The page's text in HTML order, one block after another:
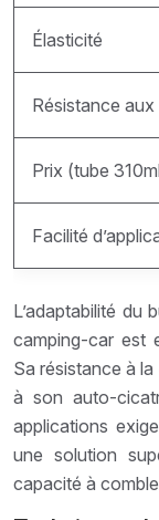
Élasticité
Résistance aux
Prix (tube
Facilité
L’adaptabilité du
camping-car est
Sa résistance à
à son auto-
applications
une solution
capacité à